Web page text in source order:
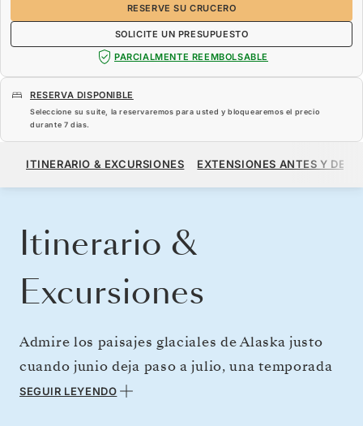
RESERVE SU CRUCERO
SOLICITE UN PRESUPUESTO
PARCIALMENTE REEMBOLSABLE
RESERVA DISPONIBLE
Seleccione su suite, la reservaremos para usted y bloquearemos el precio
durante 7 dias.
4800 US$
ITINERARIO & EXCURSIONES EXTENSIONES ANTES Y
Itinerario &
Excursiones
Admire los paisajes glaciales de Alaska justo
cuando junio deja paso a julio, una temporada
perfecta para explorar en la que las horas de
SEGUIR LEYENDO